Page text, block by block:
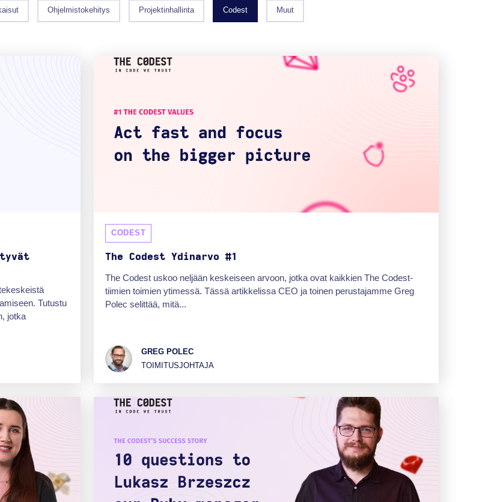
Ohjelmistokehitys Projektinhallinta Codest Muut
Tutustu
jotka
CODEST
The Codest Ydinarvo #1
The Codest uskoo neljään keskeiseen arvoon, jotka ovat kaikkien The Codest-
tiimien toimien ytimessä. Tässä artikkelissa CEO ja toinen perustajamme Greg
Polec selittää, mitä...
GREG POLEC
TOIMITUSJOHTAJA